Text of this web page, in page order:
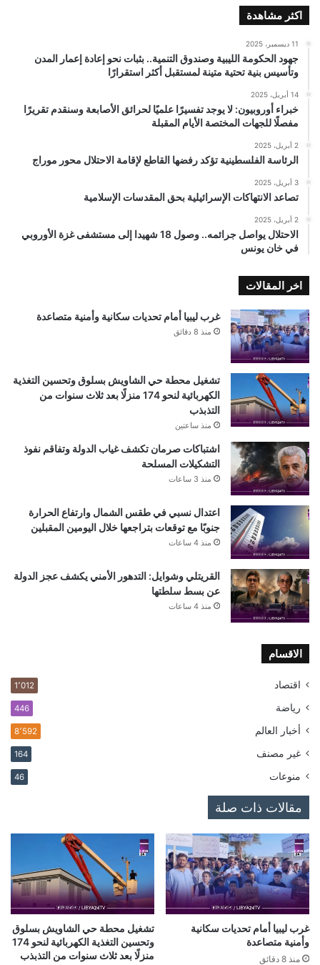
اكثر مشاهدة
11 ديسمبر، 2025
جهود الحكومة الليبية وصندوق التنمية.. بثبات نحو إعادة إعمار المدن
وتأسيس بنية تحتية متينة لمستقبل أكثر استقرارًا
14 أبريل، 2025
خبراء أوروبيون: لا يوجد تفسيرًا علميًا لحرائق الأصابعة وسنقدم تقريرًا
مفصلًا للجهات المختصة الأيام المقبلة
2 أبريل، 2025
الرئاسة الفلسطينية تؤكد رفضها القاطع لإقامة الاحتلال محور موراج
3 أبريل، 2025
تصاعد الانتهاكات الإسرائيلية بحق المقدسات الإسلامية
2 أبريل، 2025
الاحتلال يواصل جرائمه.. وصول 18 شهيدا إلى مستشفى غزة الأوروبي
في خان يونس
اخر المقالات
غرب ليبيا أمام تحديات سكانية وأمنية متصاعدة
منذ 8 دقائق
تشغيل محطة حي الشاويش بسلوق وتحسين التغذية
الكهربائية لنحو 174 منزلًا بعد ثلاث سنوات من
التذبذب
منذ ساعتين
اشتباكات صرمان تكشف غياب الدولة وتفاقم نفوذ
التشكيلات المسلحة
منذ 3 ساعات
اعتدال نسبي في طقس الشمال وارتفاع الحرارة
جنوبًا مع توقعات بتراجعها خلال اليومين المقبلين
منذ 4 ساعات
القريتلي وشوايل: التدهور الأمني يكشف عجز الدولة
عن بسط سلطتها
منذ 4 ساعات
الاقسام
اقتصاد 1٬012
رياضة 446
أخبار العالم 8٬592
غير مصنف 164
منوعات 46
مقالات ذات صلة
غرب ليبيا أمام تحديات سكانية
وأمنية متصاعدة
منذ 8 دقائق
تشغيل محطة حي الشاويش بسلوق
وتحسين التغذية الكهربائية لنحو 174
منزلًا بعد ثلاث سنوات من التذبذب